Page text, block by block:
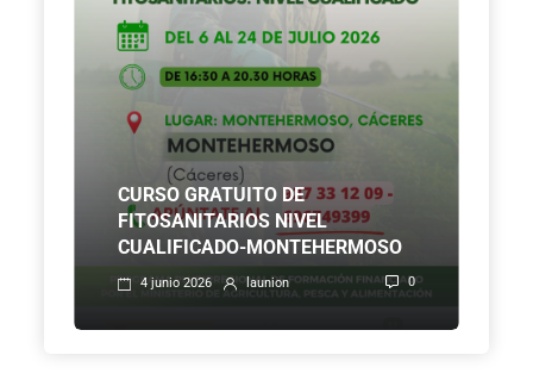
CURSO GRATUITO DE
FITOSANITARIOS NIVEL
CUALIFICADO-MONTEHERMOSO
4 junio 2026 launion 0